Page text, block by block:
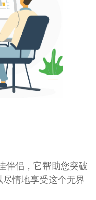
伴侣，它帮助您突破
情地享受这个无界